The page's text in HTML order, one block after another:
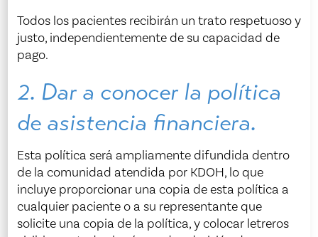
Todos los pacientes recibirán un trato respetuoso y
justo, independientemente de su capacidad de
pago.
2. Dar a conocer la política
de asistencia financiera.
Esta política será ampliamente difundida dentro
de la comunidad atendida por KDOH, lo que
incluye proporcionar una copia de esta política a
cualquier paciente o a su representante que
solicite una copia de la política, y colocar letreros